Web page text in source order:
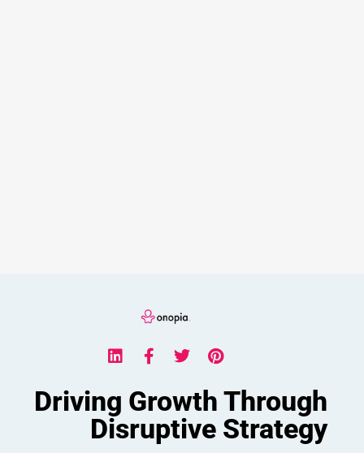
Driving Growth Through
Disruptive Strategy